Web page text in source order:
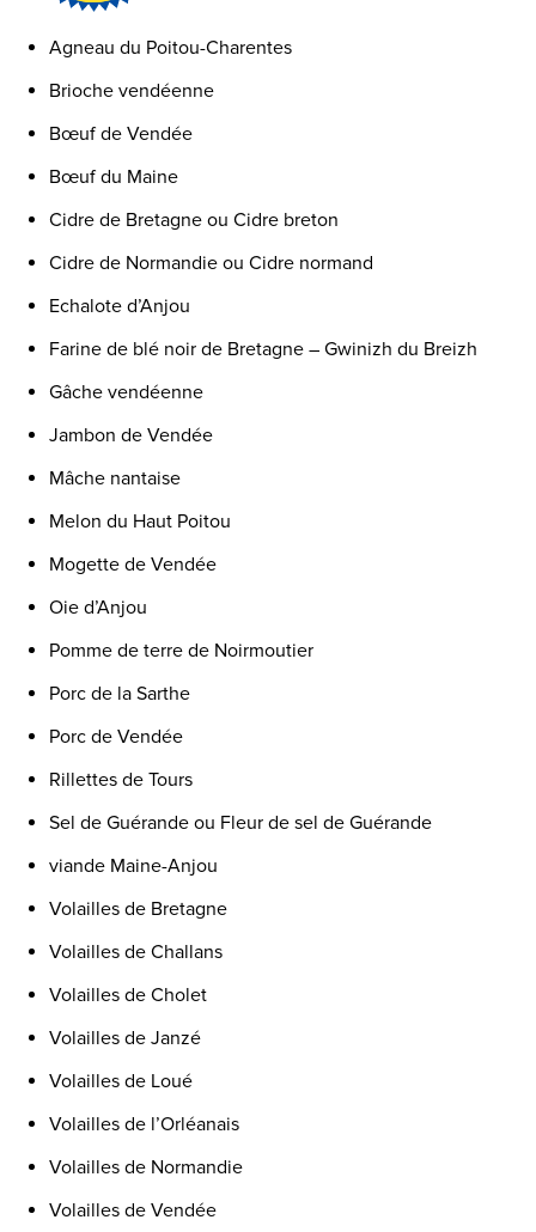
Agneau du Poitou-Charentes
Brioche vendéenne
Bœuf de Vendée
Bœuf du Maine
Cidre de Bretagne ou Cidre breton
Cidre de Normandie ou Cidre normand
Echalote d’Anjou
Farine de blé noir de Bretagne – Gwinizh du Breizh
Gâche vendéenne
Jambon de Vendée
Mâche nantaise
Melon du Haut Poitou
Mogette de Vendée
Oie d’Anjou
Pomme de terre de Noirmoutier
Porc de la Sarthe
Porc de Vendée
Rillettes de Tours
Sel de Guérande ou Fleur de sel de Guérande
viande Maine-Anjou
Volailles de Bretagne
Volailles de Challans
Volailles de Cholet
Volailles de Janzé
Volailles de Loué
Volailles de l’Orléanais
Volailles de Normandie
Volailles de Vendée